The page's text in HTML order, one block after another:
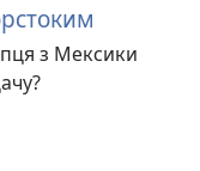
з Мексики